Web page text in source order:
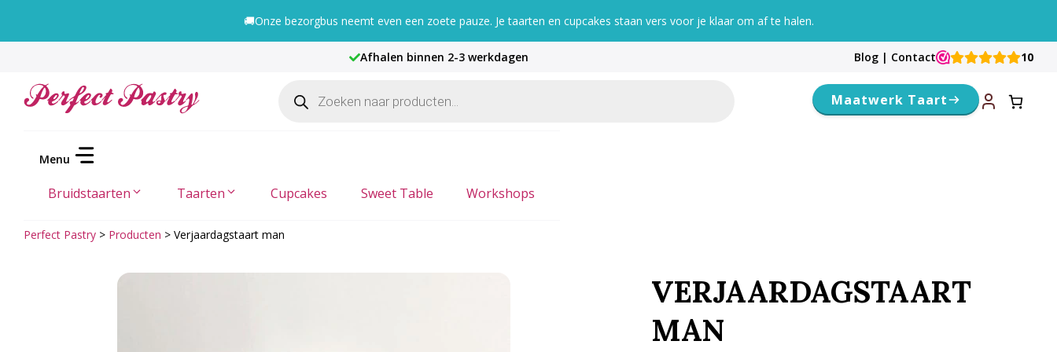
🚚Onze bezorgbus neemt even een zoete pauze. Je taarten en cupcakes staan vers voor je klaar om af te halen.
Afhalen binnen 2-3 werkdagen Blog | Contact 10
zoeken Maatwerk Taart
Bruidstaarten Taarten Cupcakes Sweet Table Workshops
Perfect Pastry > Producten > Verjaardagstaart man
VERJAARDAGSTAART
MAN